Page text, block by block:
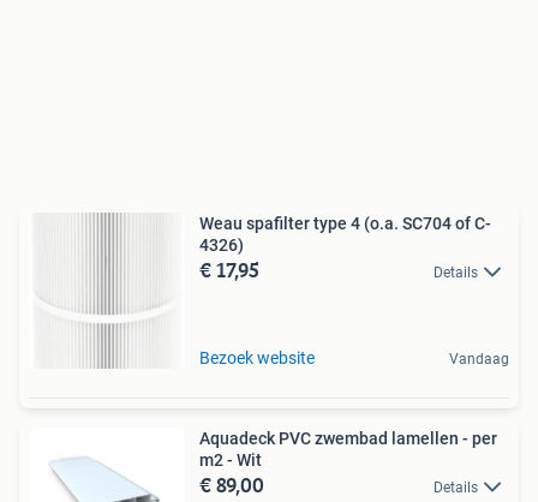
Weau spafilter type 4 (o.a. SC704 of C-
4326)
€ 17,95 Details
Bezoek website Vandaag
Aquadeck PVC zwembad lamellen - per
m2 - Wit
€ 89,00 Details